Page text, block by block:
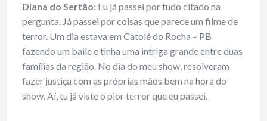
Diana do Sertão: Eu já passei por tudo citado na
pergunta. Já passei por coisas que parece um filme de
terror. Um dia estava em Catolé do Rocha – PB
fazendo um baile e tinha uma intriga grande entre duas
famílias da região. No dia do meu show, resolveram
fazer justiça com as próprias mãos bem na hora do
show. Aí, tu já viste o pior terror que eu passei.